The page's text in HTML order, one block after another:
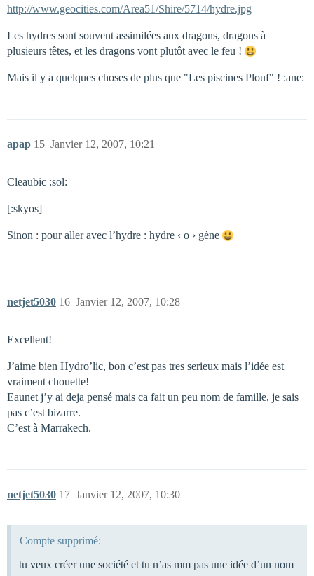
http://www.geocities.com/Area51/Shire/5714/hydre.jpg
Les hydres sont souvent assimilées aux dragons, dragons à
plusieurs têtes, et les dragons vont plutôt avec le feu !
Mais il y a quelques choses de plus que "Les piscines Plouf" ! :ane:
apap Janvier 12, 2007, 10:21
15
Cleaubic :sol:
[:skyos]
Sinon : pour aller avec l’hydre : hydre ‹ o › gène
netjet5030 Janvier 12, 2007, 10:28
16
Excellent!
J’aime bien Hydro’lic, bon c’est pas tres serieux mais l’idée est
vraiment chouette!
Eaunet j’y ai deja pensé mais ca fait un peu nom de famille, je sais
pas c’est bizarre.
C’est à Marrakech.
netjet5030 Janvier 12, 2007, 10:30
17
Compte supprimé:
tu veux créer une société et tu n’as mm pas une idée d’un nom